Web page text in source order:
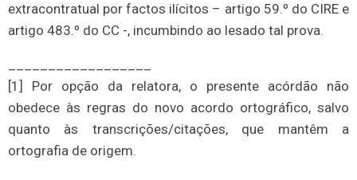
extracontratual por factos ilícitos – artigo 59.º do CIRE e
artigo 483.º do CC -, incumbindo ao lesado tal prova.
[1] Por opção da relatora, o presente acórdão não
obedece às regras do novo acordo ortográfico, salvo
quanto às transcrições/citações, que mantêm a
ortografia de origem.